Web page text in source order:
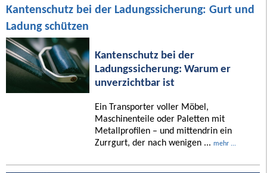
Kantenschutz bei der Ladungssicherung: Gurt und
Ladung schützen
Kantenschutz bei der
Ladungssicherung: Warum er
unverzichtbar ist
Ein Transporter voller Möbel,
Maschinenteile oder Paletten mit
Metallprofilen – und mittendrin ein
Zurrgurt, der nach wenigen ... mehr ...